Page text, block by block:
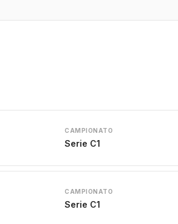
CAMPIONATO
Serie C1
CAMPIONATO
Serie C1